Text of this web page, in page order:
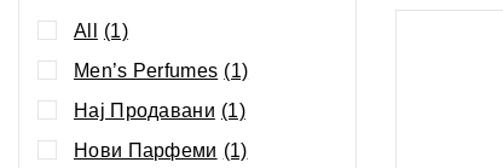
All
(1)
Men’s Perfumes (1)
Нај Продавани (1)
Нови Парфеми (1)